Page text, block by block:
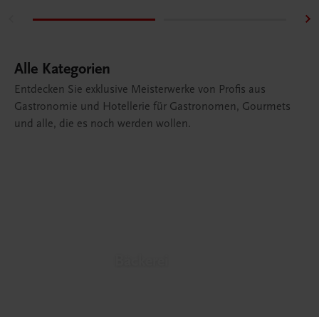
Alle Kategorien
Entdecken Sie exklusive Meisterwerke von Profis aus
Gastronomie und Hotellerie für Gastronomen, Gourmets
und alle, die es noch werden wollen.